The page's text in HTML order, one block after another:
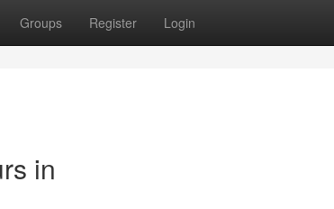
Groups Register Login
in